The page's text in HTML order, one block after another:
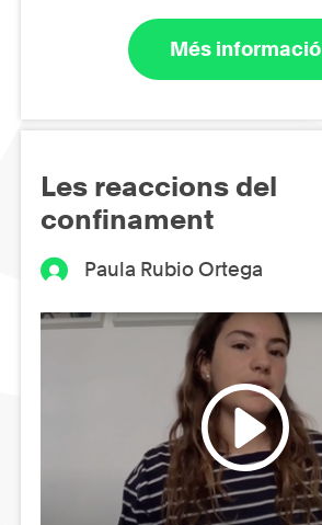
Més informació
Les reaccions del
confinament
Paula Rubio Ortega